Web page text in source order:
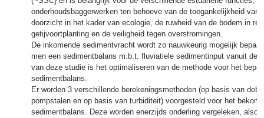
onderhoudsbaggerwerken ten behoeve van de toegankelijkheid van
doorzicht in het kader van ecologie, de ruwheid van de bodem in
getijvoortplanting en de veiligheid tegen overstromingen.
De inkomende sedimentvracht wordt zo nauwkeurig mogelijk
men een sedimentbalans m.b.t. fluviatiele sedimentinput vanuit de
van deze studie is het optimaliseren van de methode voor het
sedimentbalans.
Er worden 3 verschillende berekeningsmethoden (op basis van
pompstalen en op basis van turbiditeit) voorgesteld voor het
sedimentbalans. Deze worden enerzijds onderling vergeleken,